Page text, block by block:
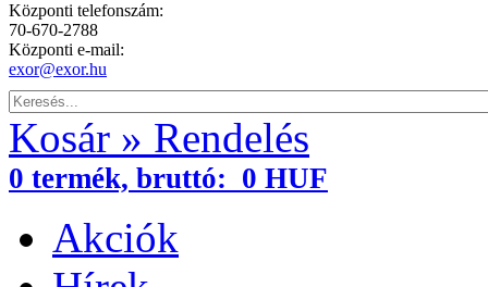
Központi telefonszám:
70-670-2788
Központi e-mail:
exor@exor.hu
Kosár » Rendelés
0 termék, bruttó: 0 HUF
Akciók